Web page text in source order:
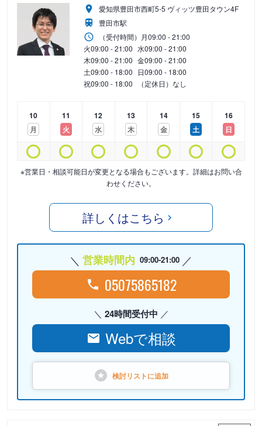
愛知県豊田市西町5-5 ヴィッツ豊田タウン4F
豊田市駅
（受付時間） 月09:00 - 21:00
火09:00 - 21:00 水09:00 - 21:00
木09:00 - 21:00 金09:00 - 21:00
土09:00 - 18:00 日09:00 - 18:00
祝09:00 - 18:00 （定休日）なし
10
月
11
火
12
水
13
木
14
金
15
土
16
日
※営業日・相談可能日が変更となる場合もございます。詳細はお問い合
わせください。
詳しくはこちら
営業時間内 09:00-21:00
05075865182
24時間受付中
Webで相談
検討リストに追加